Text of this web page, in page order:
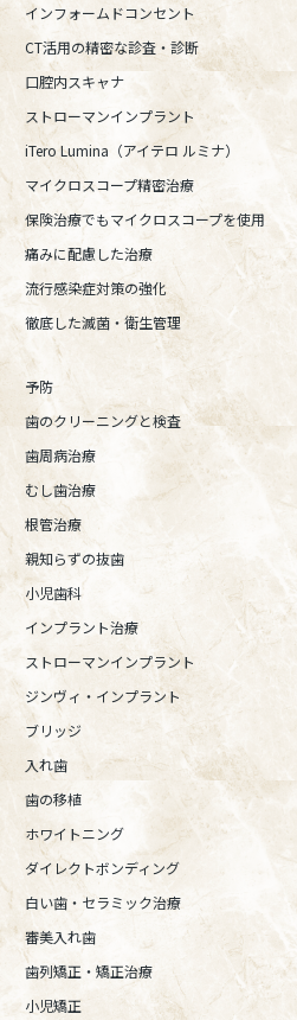
インフォームドコンセント
CT活用の精密な診査・診断
口腔内スキャナ
ストローマンインプラント
iTero Lumina（アイテロ ルミナ）
マイクロスコープ精密治療
保険治療でもマイクロスコープを使用
痛みに配慮した治療
流行感染症対策の強化
徹底した滅菌・衛生管理
予防
歯のクリーニングと検査
歯周病治療
むし歯治療
根管治療
親知らずの抜歯
小児歯科
インプラント治療
ストローマンインプラント
ジンヴィ・インプラント
ブリッジ
入れ歯
歯の移植
ホワイトニング
ダイレクトボンディング
白い歯・セラミック治療
審美入れ歯
歯列矯正・矯正治療
小児矯正